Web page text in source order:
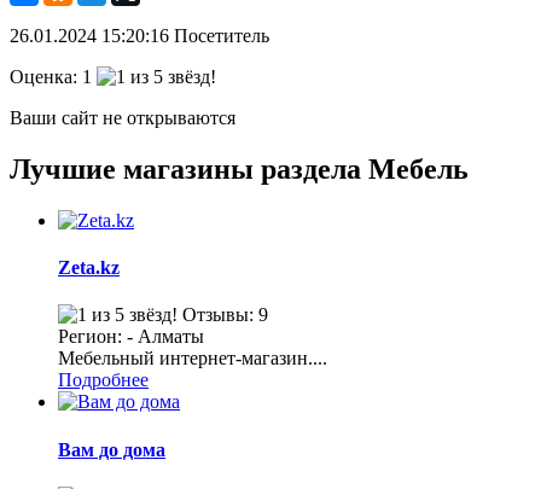
26.01.2024 15:20:16 Посетитель
Оценка: 1
Ваши сайт не открываются
Лучшие магазины раздела Мебель
Zeta.kz
Отзывы: 9
Регион: - Алматы
Мебельный интернет-магазин....
Подробнее
Вам до дома